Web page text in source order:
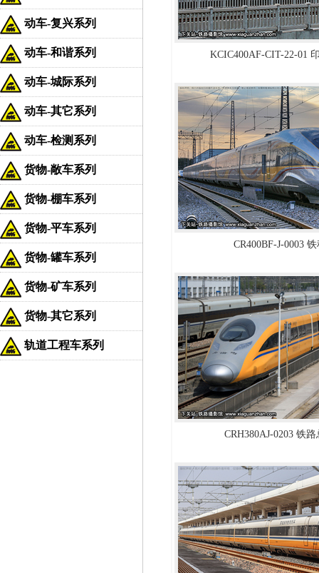
动车-复兴系列
动车-和谐系列
动车-城际系列
动车-其它系列
动车-检测系列
货物-敞车系列
货物-棚车系列
货物-平车系列
货物-罐车系列
货物-矿车系列
货物-其它系列
轨道工程车系列
KCIC400AF-CIT-22-01
CR400BF-J-0003
CRH380AJ-0203 铁